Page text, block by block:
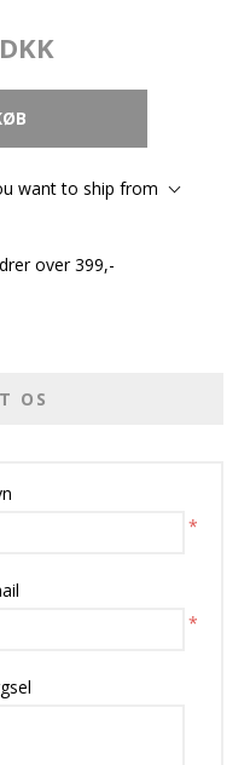
want to ship from
over 399,-
OS
*
*